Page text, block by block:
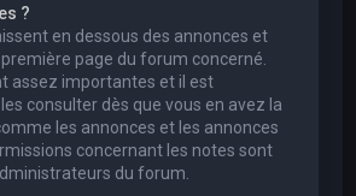
?
en dessous des annonces et
page du forum concerné.
assez importantes et il est
consulter dès que vous en avez la
les annonces et les annonces
concernant les notes sont
du forum.